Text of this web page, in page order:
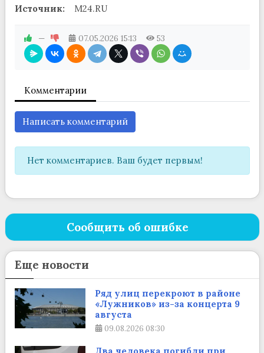
Источник:
M24.RU
— 07.05.2026 15:13 53
Комментарии
Написать комментарий
Нет комментариев. Ваш будет первым!
Сообщить об ошибке
Еще новости
Ряд улиц перекроют в районе
«Лужников» из-за концерта 9
августа
09.08.2026 08:30
Два человека погибли при